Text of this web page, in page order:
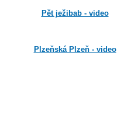
Pět ježibab - video
Plzeňská Plzeň - video